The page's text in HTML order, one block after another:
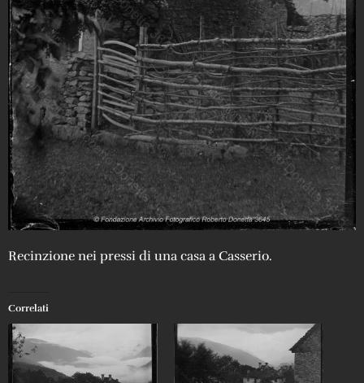
Recinzione nei pressi di una casa a Casserio.
Correlati